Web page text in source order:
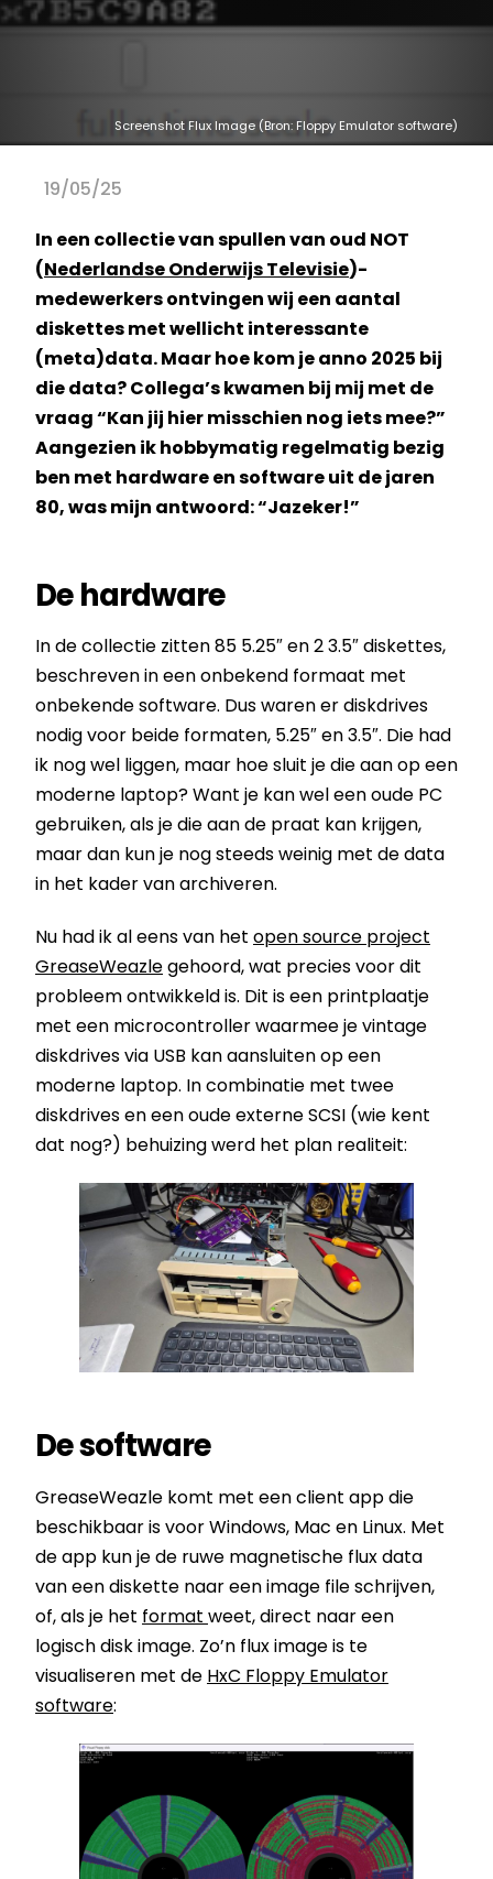
Screenshot Flux Image (Bron: Floppy Emulator software)
19/05/25
In een collectie van spullen van oud NOT
(Nederlandse Onderwijs Televisie)-
medewerkers ontvingen wij een aantal
diskettes met wellicht interessante
(meta)data. Maar hoe kom je anno 2025 bij
die data? Collega’s kwamen bij mij met de
vraag “Kan jij hier misschien nog iets mee?”
Aangezien ik hobbymatig regelmatig bezig
ben met hardware en software uit de jaren
80, was mijn antwoord: “Jazeker!”
De hardware
In de collectie zitten 85 5.25″ en 2 3.5″ diskettes,
beschreven in een onbekend formaat met
onbekende software. Dus waren er diskdrives
nodig voor beide formaten, 5.25″ en 3.5″. Die had
ik nog wel liggen, maar hoe sluit je die aan op een
moderne laptop? Want je kan wel een oude PC
gebruiken, als je die aan de praat kan krijgen,
maar dan kun je nog steeds weinig met de data
in het kader van archiveren.
Nu had ik al eens van het open source project
GreaseWeazlegehoord, wat precies voor dit
probleem ontwikkeld is. Dit is een printplaatje
met een microcontroller waarmee je vintage
diskdrives via USB kan aansluiten op een
moderne laptop. In combinatie met twee
diskdrives en een oude externe SCSI (wie kent
dat nog?) behuizing werd het plan realiteit:
De software
GreaseWeazle komt met een client app die
beschikbaar is voor Windows, Mac en Linux. Met
de app kun je de ruwe magnetische flux data
van een diskette naar een image file schrijven,
of, als je het format weet, direct naar een
logisch disk image. Zo’n flux image is te
visualiseren met de HxC Floppy Emulator
software: